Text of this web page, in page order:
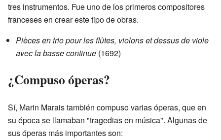
tres instrumentos. Fue uno de los primeros compositores
franceses en crear este tipo de obras.
Pièces en trio pour les flûtes, violons et dessus de viole
avec la basse continue (1692)
¿Compuso óperas?
Sí, Marin Marais también compuso varias óperas, que en
su época se llamaban "tragedias en música". Algunas de
sus óperas más importantes son: